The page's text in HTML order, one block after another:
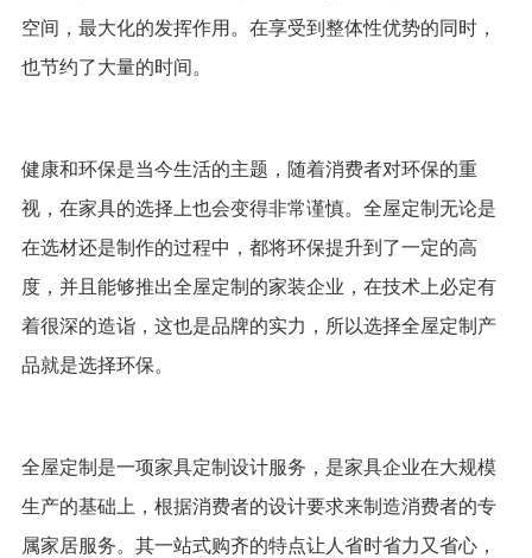
空间，最大化的发挥作用。在享受到整体性优势的同时，
也节约了大量的时间。
健康和环保是当今生活的主题，随着消费者对环保的重
视，在家具的选择上也会变得非常谨慎。全屋定制无论是
在选材还是制作的过程中，都将环保提升到了一定的高
度，并且能够推出全屋定制的家装企业，在技术上必定有
着很深的造诣，这也是品牌的实力，所以选择全屋定制产
品就是选择环保。
全屋定制是一项家具定制设计服务，是家具企业在大规模
生产的基础上，根据消费者的设计要求来制造消费者的专
属家居服务。其一站式购齐的特点让人省时省力又省心，